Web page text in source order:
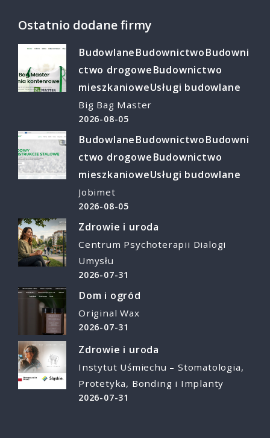
Ostatnio dodane firmy
BudowlaneBudownictwoBudowni
ctwo drogoweBudownictwo
mieszkanioweUsługi budowlane
Big Bag Master
2026-08-05
BudowlaneBudownictwoBudowni
ctwo drogoweBudownictwo
mieszkanioweUsługi budowlane
Jobimet
2026-08-05
Zdrowie i uroda
Centrum Psychoterapii Dialogi
Umysłu
2026-07-31
Dom i ogród
Original Wax
2026-07-31
Zdrowie i uroda
Instytut Uśmiechu – Stomatologia,
Protetyka, Bonding i Implanty
2026-07-31